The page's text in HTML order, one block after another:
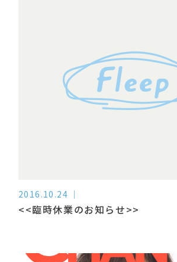
2016.10.24
<<臨時休業のお知らせ>>